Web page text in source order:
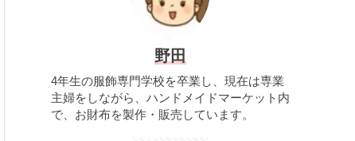
野田
4年生の服飾専門学校を卒業し、現在は専業
主婦をしながら、ハンドメイドマーケット内
で、お財布を製作・販売しています。